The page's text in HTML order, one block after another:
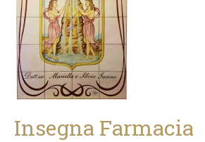
Insegna Farmacia